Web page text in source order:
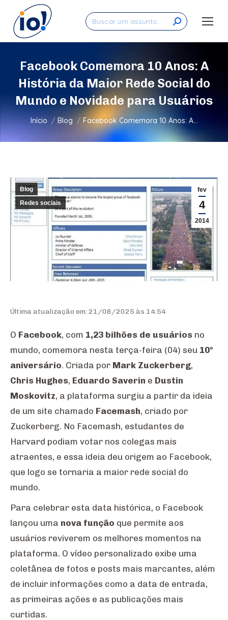
Search:
Facebook Comemora 10 Anos: A
História da Maior Rede Social do
Mundo e Novidade para Usuários
Você está aqui:
Início Blog Facebook Comemora 10 Anos: A…
fev
4
2014
Blog
Redes sociais
Última atualização em: 21/08/2025 às 14:54
O Facebook, com 1,23 bilhões de usuários no
mundo, comemora nesta terça-feira (04) seu 10º
aniversário. Criada por Mark Zuckerberg,
Chris Hughes, Eduardo Saverin e Dustin
Moskovitz, a plataforma surgiu a partir da ideia
de um site chamado Facemash, criado por
Zuckerberg. No Facemash, estudantes de
Harvard podiam votar nos colegas mais
atraentes, e essa ideia deu origem ao Facebook,
que logo se tornaria a maior rede social do
mundo.
Para celebrar esta data histórica, o Facebook
lançou uma nova função que permite aos
usuários reviverem os melhores momentos na
plataforma. O vídeo personalizado exibe uma
coletânea de fotos e posts mais marcantes, além
de incluir informações como a data de entrada,
as primeiras ações e as publicações mais
curtidas.